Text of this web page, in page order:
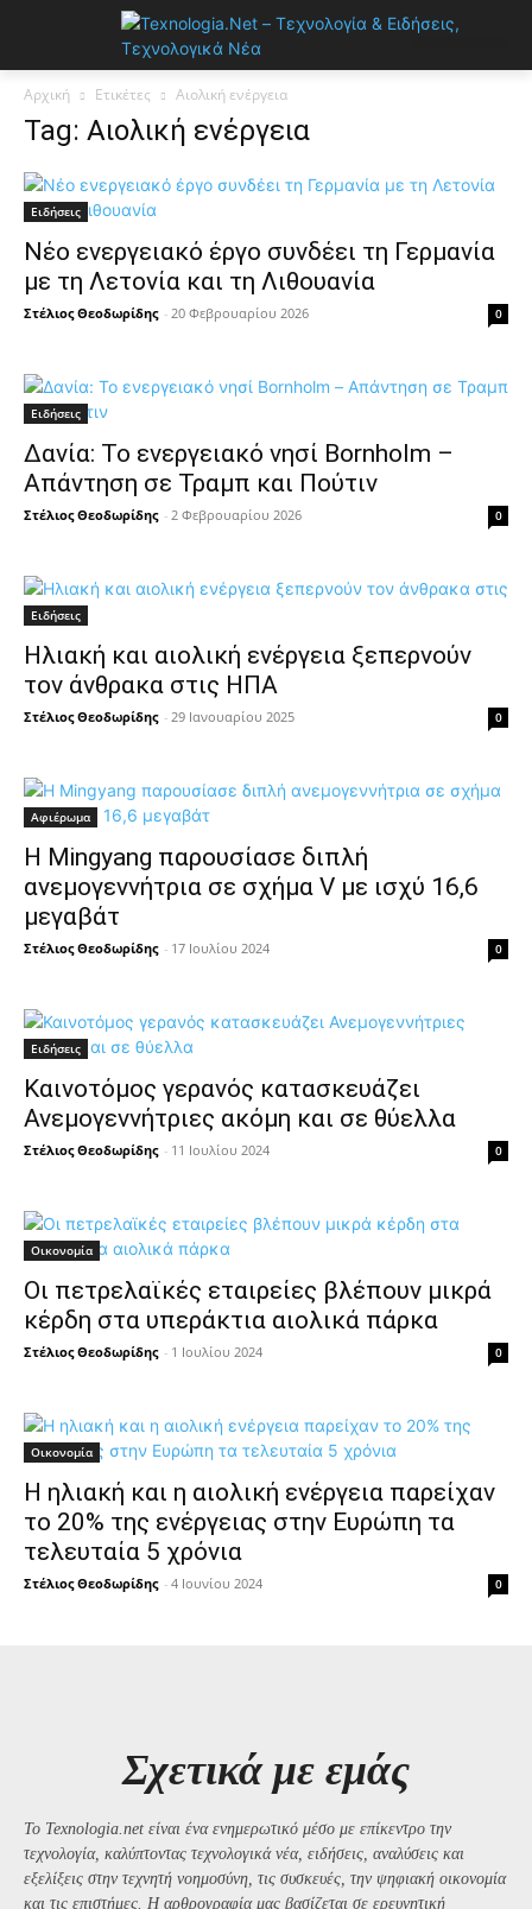
Αρχική Ετικέτες Αιολική ενέργεια
Tag: Αιολική ενέργεια
Ειδήσεις
Νέο ενεργειακό έργο συνδέει τη Γερμανία
με τη Λετονία και τη Λιθουανία
Στέλιος Θεοδωρίδης - 20 Φεβρουαρίου 2026 0
Ειδήσεις
Δανία: Το ενεργειακό νησί Bornholm –
Απάντηση σε Τραμπ και Πούτιν
Στέλιος Θεοδωρίδης - 2 Φεβρουαρίου 2026 0
Ειδήσεις
Ηλιακή και αιολική ενέργεια ξεπερνούν
τον άνθρακα στις ΗΠΑ
Στέλιος Θεοδωρίδης - 29 Ιανουαρίου 2025 0
Αφιέρωμα
Η Mingyang παρουσίασε διπλή
ανεμογεννήτρια σε σχήμα V με ισχύ 16,6
μεγαβάτ
Στέλιος Θεοδωρίδης - 17 Ιουλίου 2024 0
Ειδήσεις
Καινοτόμος γερανός κατασκευάζει
Ανεμογεννήτριες ακόμη και σε θύελλα
Στέλιος Θεοδωρίδης - 11 Ιουλίου 2024 0
Οικονομία
Οι πετρελαϊκές εταιρείες βλέπουν μικρά
κέρδη στα υπεράκτια αιολικά πάρκα
Στέλιος Θεοδωρίδης - 1 Ιουλίου 2024 0
Οικονομία
Η ηλιακή και η αιολική ενέργεια παρείχαν
το 20% της ενέργειας στην Ευρώπη τα
τελευταία 5 χρόνια
Στέλιος Θεοδωρίδης - 4 Ιουνίου 2024 0
Σχετικά με εμάς
Το Texnologia.net είναι ένα ενημερωτικό μέσο με επίκεντρο την
τεχνολογία, καλύπτοντας τεχνολογικά νέα, ειδήσεις, αναλύσεις και
εξελίξεις στην τεχνητή νοημοσύνη, τις συσκευές, την ψηφιακή οικονομία
και τις επιστήμες. Η αρθρογραφία μας βασίζεται σε ερευνητική